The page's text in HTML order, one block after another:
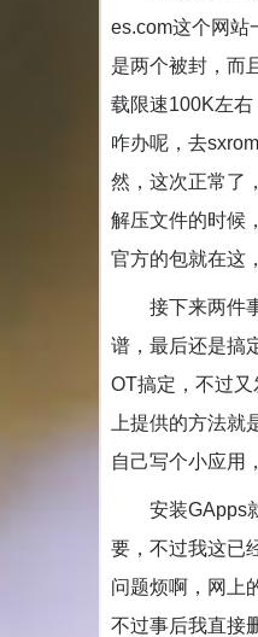
es.com这个网站
是两个被封，而
载限速100K左
咋办呢，去
然，这次正常了
解压文件的时候
官方的包就在这
接下来两件事
谱，最后还是搞
OT搞定，不过
上提供的方法
自己写个小应用
安装GApps就
要，不过我这已
问题烦啊，网上
不过事后我直接